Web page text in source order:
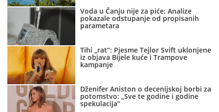
Voda u Čanju nije za piće: Analize
pokazale odstupanje od propisanih
parametara
Tihi „rat“: Pjesme Tejlor Svift uklonjene
iz objava Bijele kuće i Trampove
kampanje
Dženifer Aniston o decenijskoj borbi za
potomstvo: „Sve te godine i godine
spekulacija“